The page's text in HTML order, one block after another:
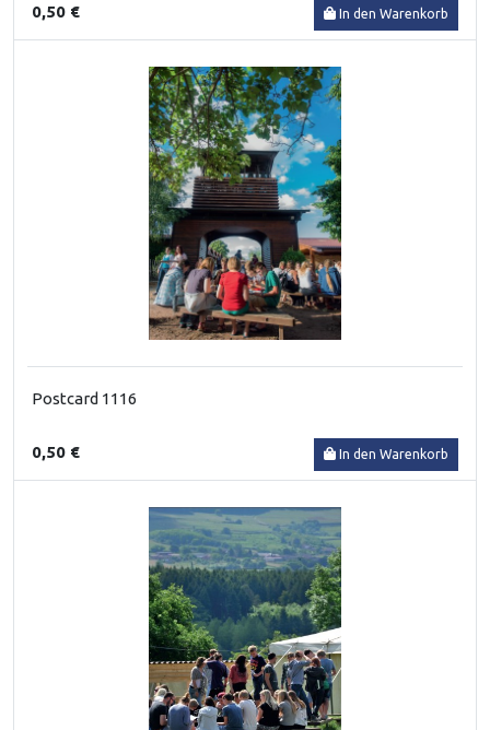
0,50 € In den Warenkorb
Postcard 1116
0,50 € In den Warenkorb